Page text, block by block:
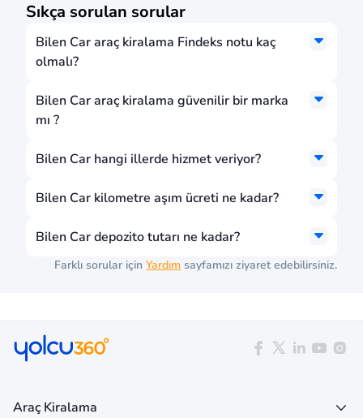
Sıkça sorulan sorular
Bilen Car araç kiralama Findeks notu kaç
olmalı?
Bilen Car araç kiralama güvenilir bir marka
mı ?
Bilen Car hangi illerde hizmet veriyor?
Bilen Car kilometre aşım ücreti ne kadar?
Bilen Car depozito tutarı ne kadar?
Farklı sorular için Yardım sayfamızı ziyaret edebilirsiniz.
Araç Kiralama